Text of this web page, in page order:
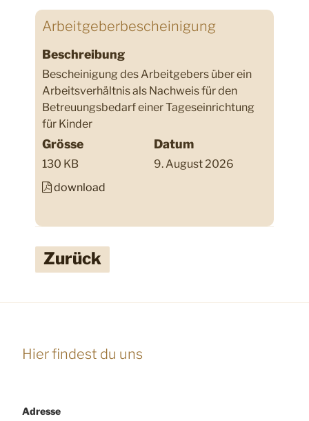
Arbeitgeberbescheinigung
Beschreibung
Bescheinigung des Arbeitgebers über ein
Arbeitsverhältnis als Nachweis für den
Betreuungsbedarf einer Tageseinrichtung
für Kinder
Grösse
130 KB
Datum
9. August 2026
download
Zurück
Hier findest du uns
Adresse